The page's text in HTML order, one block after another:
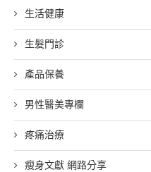
生活健康
生髮門診
產品保養
男性醫美專欄
疼痛治療
瘦身文獻 網路分享